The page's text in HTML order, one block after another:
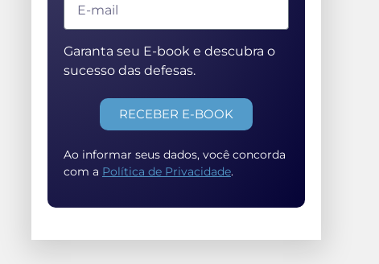
Garanta seu E-book e descubra o
sucesso das defesas.
RECEBER E-BOOK
Ao informar seus dados, você concorda
com a Política de Privacidade.